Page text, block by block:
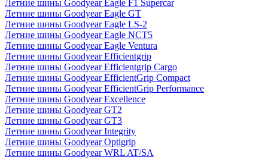
Летние шины Goodyear Eagle F1 Supercar
Летние шины Goodyear Eagle GT
Летние шины Goodyear Eagle LS-2
Летние шины Goodyear Eagle NCT5
Летние шины Goodyear Eagle Ventura
Летние шины Goodyear Efficientgrip
Летние шины Goodyear Efficientgrip Cargo
Летние шины Goodyear EfficientGrip Compact
Летние шины Goodyear EfficientGrip Performance
Летние шины Goodyear Excellence
Летние шины Goodyear GT2
Летние шины Goodyear GT3
Летние шины Goodyear Integrity
Летние шины Goodyear Optigrip
Летние шины Goodyear WRL AT/SA